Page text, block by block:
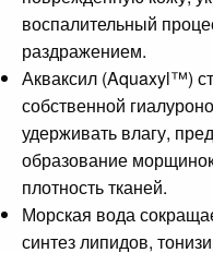
воспалительный
раздражением.
Акваксил (Aquaxyl™)
собственной
удерживать влагу,
образование
плотность тканей.
Морская вода
синтез липидов,